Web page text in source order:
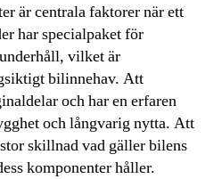
är centrala faktorer när ett
har specialpaket för
vilket är
bilinnehav. Att
och har en erfaren
och långvarig nytta. Att
skillnad vad gäller bilens
komponenter håller.